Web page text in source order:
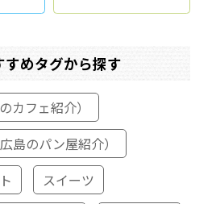
すめタグから探す
カフェ紹介）
島のパン屋紹介）
スイーツ